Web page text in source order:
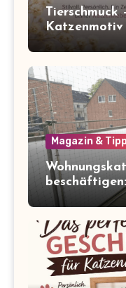
Magazin &
Balkon zum